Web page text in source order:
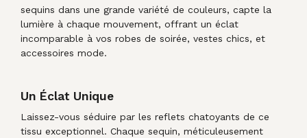
sequins dans une grande variété de couleurs, capte la
lumière à chaque mouvement, offrant un éclat
incomparable à vos robes de soirée, vestes chics, et
accessoires mode.
Un Éclat Unique
Laissez-vous séduire par les reflets chatoyants de ce
tissu exceptionnel. Chaque sequin, méticuleusement